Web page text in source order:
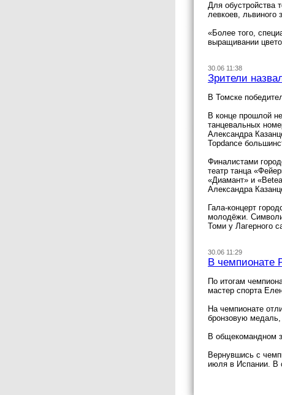
Для обустройства
левкоев, львиного
«Более того,
выращивании
30.06 11:38
Зрители
В Томске
В конце прошлой
танцевальных
Александра
Topdance
Финалистами
театр танца
«Диамант» и
Александра
Гала-концерт
молодёжи.
Томи у Лагерного
30.06 11:29
В чемпионате
По итогам
мастер спорта
На чемпионате
бронзовую
В общекомандном
Вернувшись с
июля в Испании. В